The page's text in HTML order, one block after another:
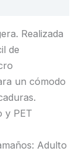
Realizada
de
un cómodo
y PET
Adulto